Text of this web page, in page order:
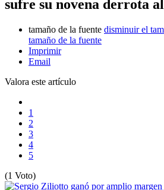
sufre su novena derrota
tamaño de la fuente disminuir el
tamaño de la fuente
Imprimir
Email
Valora este artículo
1
2
3
4
5
(1 Voto)